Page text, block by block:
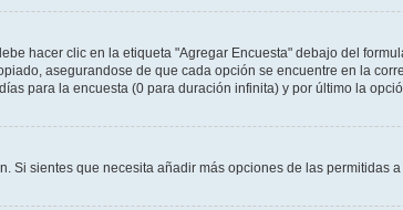
hacer clic en la etiqueta "Agregar Encuesta" debajo del
asegurandose de que cada opción se encuentre en la
para la encuesta (0 para duración infinita) y por último la
Si sientes que necesita añadir más opciones de las permitidas